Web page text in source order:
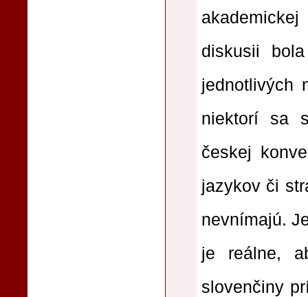
diskusii
jednotlivých
niektorí sa
českej
jazykov či
nevnímajú.
je reálne,
slovenčiny